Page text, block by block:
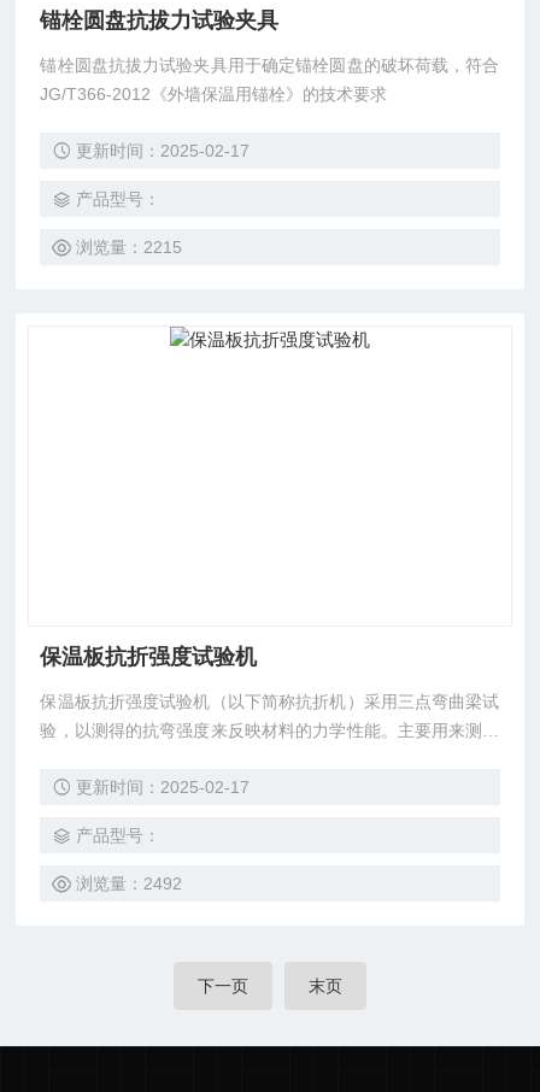
锚栓圆盘抗拔力试验夹具
锚栓圆盘抗拔力试验夹具用于确定锚栓圆盘的破坏荷载，符合
JG/T366-2012《外墙保温用锚栓》的技术要求
更新时间：2025-02-17
产品型号：
浏览量：2215
保温板抗折强度试验机
保温板抗折强度试验机（以下简称抗折机）采用三点弯曲梁试
验，以测得的抗弯强度来反映材料的力学性能。主要用来测量
板的弯曲强度试验，也可用于其它非金属材料板材的弯曲强度
等优点，是研究有关材料强度的较*检测手段。
更新时间：2025-02-17
产品型号：
浏览量：2492
下一页 末页